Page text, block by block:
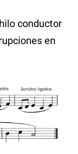
conductor
en